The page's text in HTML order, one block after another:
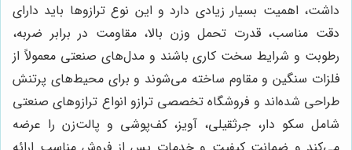
داشت، اهمیت بسیار زیادی دارد و این نوع ترازوها باید دارای
دقت مناسب، قدرت تحمل وزن بالا، مقاومت در برابر ضربه،
رطوبت و شرایط سخت کاری باشند و مدل‌های صنعتی معمولاً از
فلزات سنگین و مقاوم ساخته می‌شوند و برای محیط‌های پرتنش
طراحی شده‌اند و فروشگاه تخصصی ترازو انواع ترازوهای صنعتی
شامل سکو دار، جرثقیلی، آویز، کف‌پوشی و پالت‌زن را عرضه